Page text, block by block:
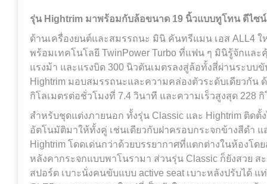
รุ่น Hightrim มาพร้อมกับล้อขนาด 19 นิ้วแบบทูโทน ดีไซ
ด้านเครื่องยนต์และสมรรถนะ มินิ คันทรีแมน เอส ALL4
พร้อมเทคโนโลยี TwinPower Turbo ที่แฟน ๆ มินิรู้จักและ
แรงม้า และแรงบิด 300 นิวตันเมตรลงสู่ล้อทั้งสี่ผ่านระบบ
Hightrim มอบสมรรถนะและความคล่องตัวระดับเดียวกัน
กิโลเมตรต่อชั่วโมงที่ 7.4 วินาที และความเร็วสูงสุด 228
สำหรับชุดแต่งภายนอก ทั้งรุ่น Classic และ Hightrim ติด
อัตโนมัติมาให้ทั้งคู่ เช่นเดียวกับฝาครอบกระจกข้างสีดำ
Hightrim โดดเด่นกว่าด้วยบรรยากาศที่แตกต่างในห้องโ
หลังคากระจกแบบพาโนรามา ส่วนรุ่น Classic ก็ยังสวย
สปอร์ต เบาะนั่งคนขับแบบ active seat เบาะหลังปรับได้